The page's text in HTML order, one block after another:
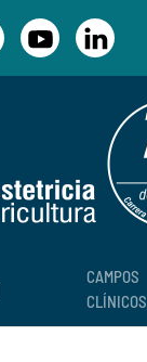
CAMPOS
CLÍNICOS